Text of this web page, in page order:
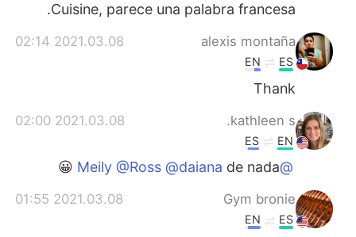
Cuisine, parece una palabra francesa.
alexis montaña
2021.03.08 02:14
ES
EN
Thank
kathleen s.
2021.03.08 02:00
EN
ES
@Meily @Ross @daiana
de nada 😀
Gym bronie
2021.03.08 01:55
ES
EN